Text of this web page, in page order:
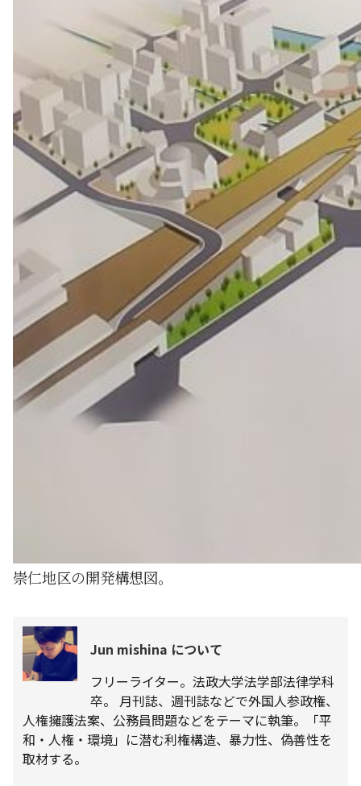
崇仁地区の開発構想図。
Jun mishina について
フリーライター。法政大学法学部法律学科
卒。 月刊誌、週刊誌などで外国人参政権、
人権擁護法案、公務員問題などをテーマに執筆。「平
和・人権・環境」に潜む利権構造、暴力性、偽善性を
取材する。